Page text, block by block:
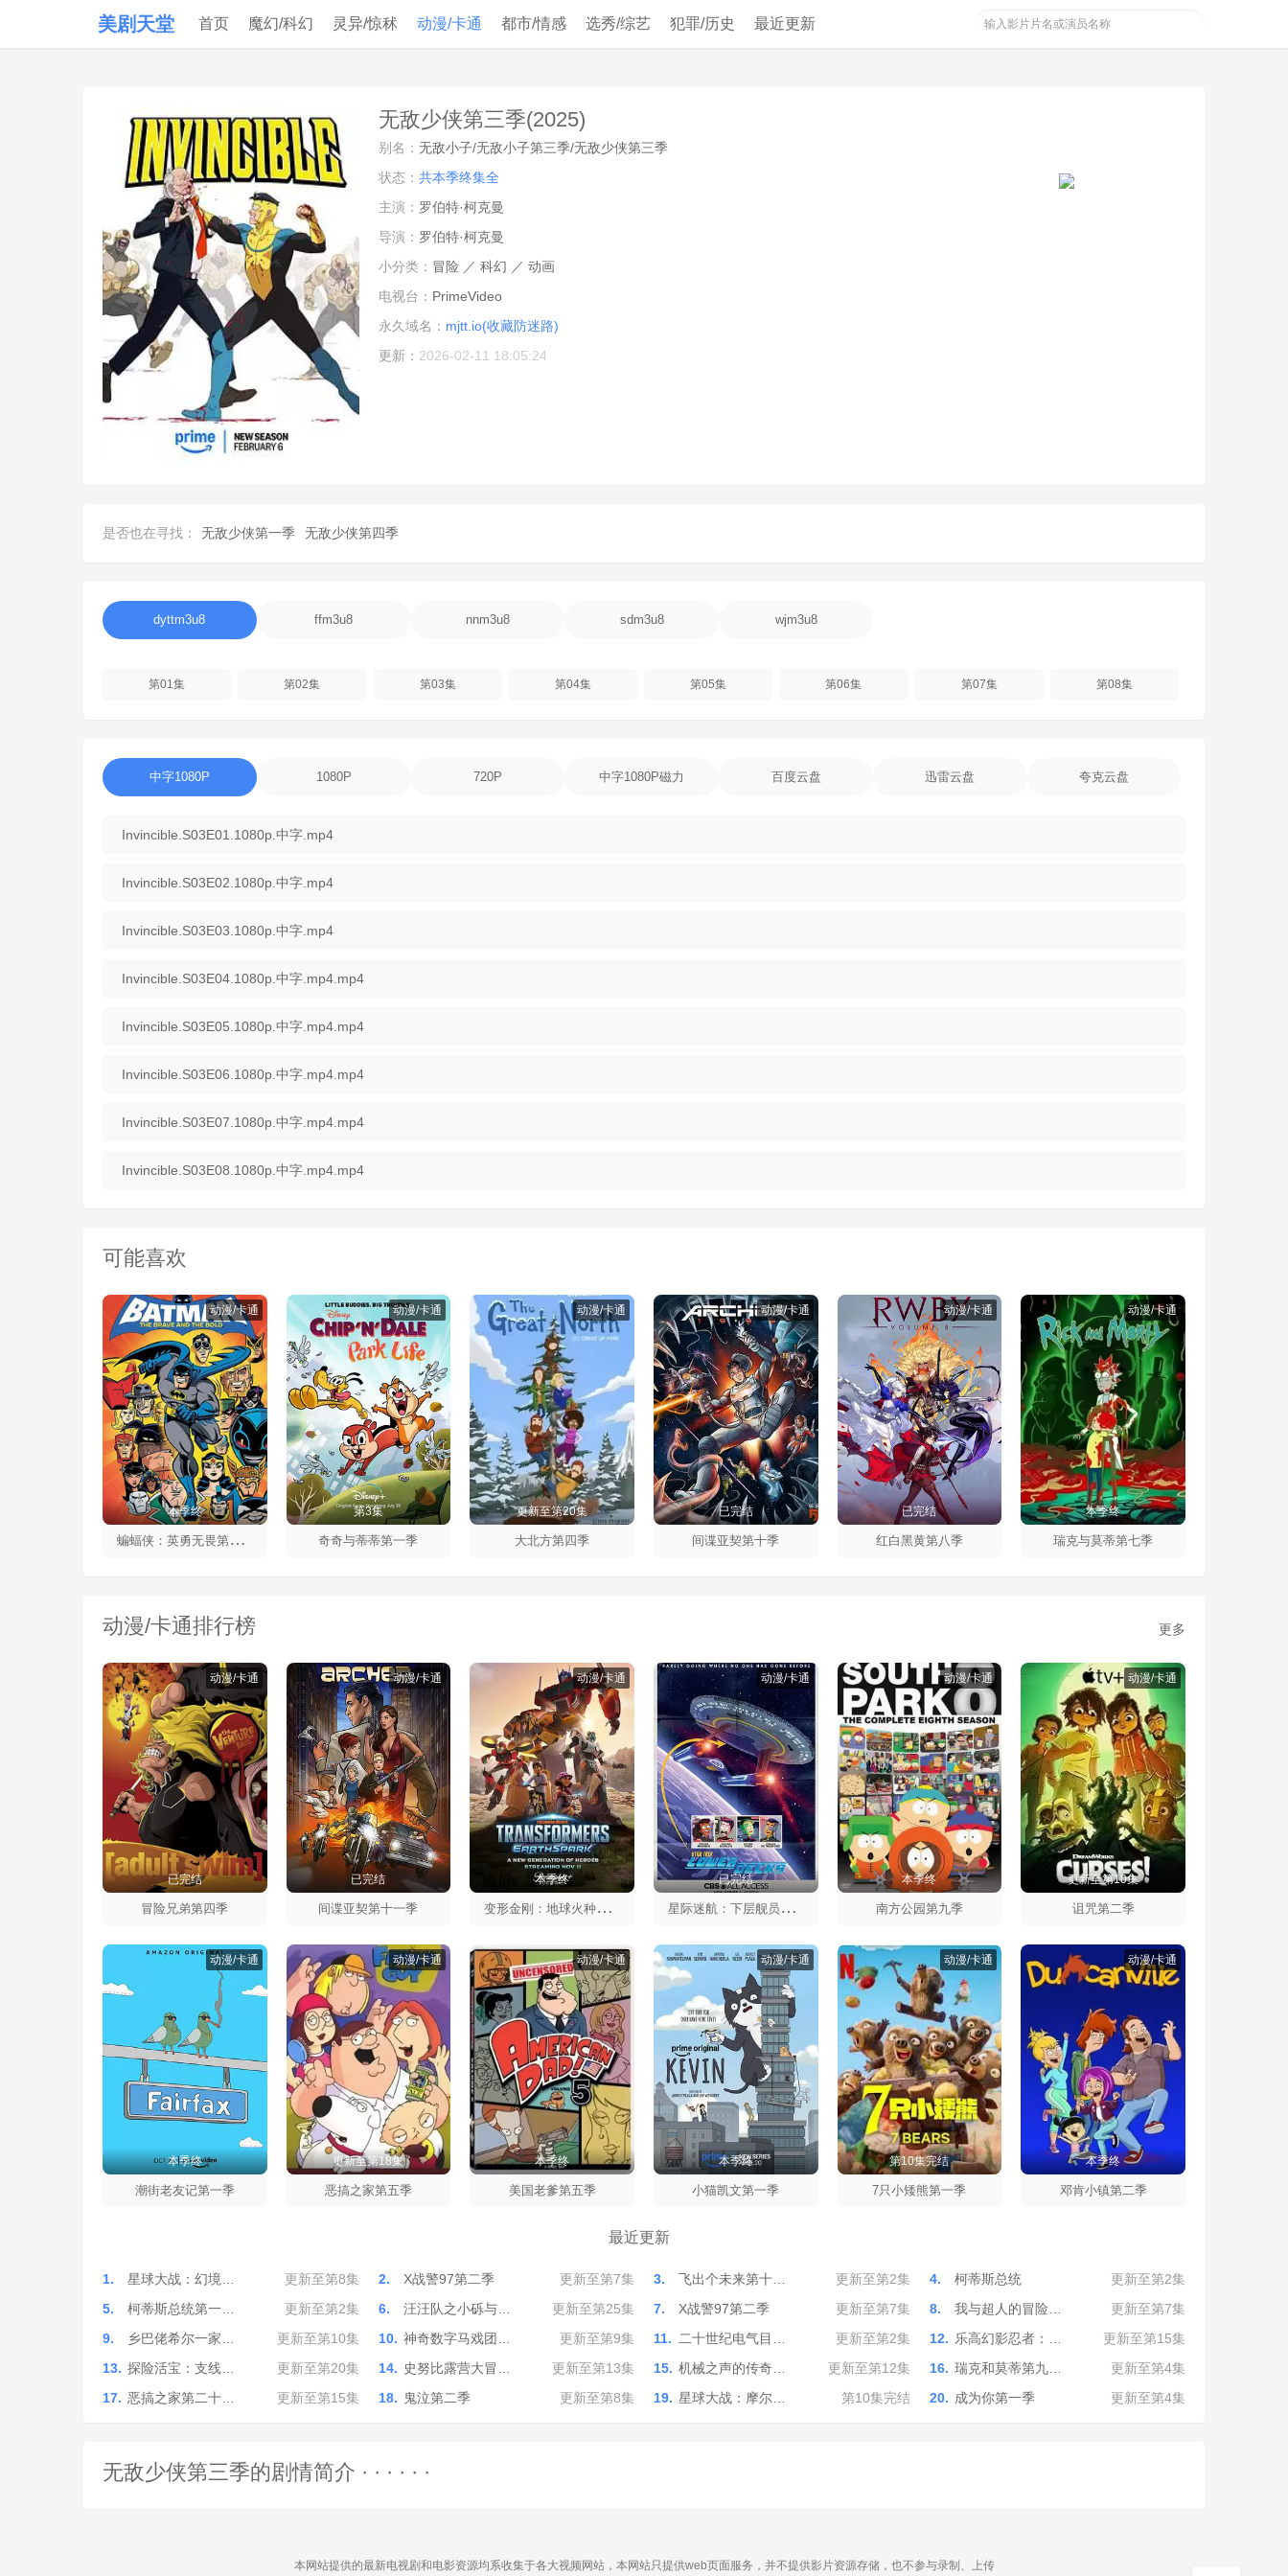
美剧天堂 首页 魔幻/科幻 灵异/惊秫 动漫/卡通 都市/情感 选秀/综艺 犯罪/历史 最近更新
无敌少侠第三季(2025)
别名： 无敌小子/无敌小子第三季/无敌少侠第三季
状态： 共本季终集全
主演： 罗伯特·柯克曼
导演： 罗伯特·柯克曼
小分类： 冒险 ／ 科幻 ／ 动画
电视台： PrimeVideo
永久域名： mjtt.io(收藏防迷路)
更新： 2026-02-11 18:05:24
是否也在寻找： 无敌少侠第一季 无敌少侠第四季
dyttm3u8 ffm3u8 nnm3u8 sdm3u8 wjm3u8
第01集 第02集 第03集 第04集 第05集 第06集 第07集 第08集
中字1080P 1080P 720P 中字1080P磁力 百度云盘 迅雷云盘 夸克云盘
Invincible.S03E01.1080p.中字.mp4
Invincible.S03E02.1080p.中字.mp4
Invincible.S03E03.1080p.中字.mp4
Invincible.S03E04.1080p.中字.mp4.mp4
Invincible.S03E05.1080p.中字.mp4.mp4
Invincible.S03E06.1080p.中字.mp4.mp4
Invincible.S03E07.1080p.中字.mp4.mp4
Invincible.S03E08.1080p.中字.mp4.mp4
可能喜欢
本季终
动漫/卡通
蝙
蝠侠：英勇无畏第二季
第3集
动漫/卡通
奇奇与蒂蒂第一季
更新至第20集
动漫/卡通
大北方第四季
已完结
动漫/卡通
间谍亚契第十季
已完结
动漫/卡通
红白黑黄第八季
本季终
动漫/卡通
瑞克与莫蒂第七季
动漫/卡通排行榜 更多
已完结
动漫/卡通
冒险兄弟第四季
已完结
动漫/卡通
间谍亚契第十一季
本季终
动漫/卡通
变
形金刚：地球火种第一季
已完结
动漫/卡通
星
际迷航：下层舰员第一季
本季终
动漫/卡通
南方公园第九季
更新至第10集
动漫/卡通
诅咒第二季
本季终
动漫/卡通
潮街老友记第一季
更新至第18集
动漫/卡通
恶搞之家第五季
本季终
动漫/卡通
美国老爹第五季
本季终
动漫/卡通
小猫凯文第一季
第10集完结
动漫/卡通
7只小矮熊第一季
本季终
动漫/卡通
邓肯小镇第二季
最近更新
1. 星球大战：幻境… 更新至第8集 2. X战警97第二季 更新至第7集 3. 飞出个未来第十… 更新至第2集 4. 柯蒂斯总统
更新至第2集
5.
柯蒂斯总统第一… 更新至第2集 6. 汪汪队之小砾与… 更新至第25集 7. X战警97第二季 更新至第7集 8. 我与超人的冒险…
更新至第7集
9.
乡巴佬希尔一家… 更新至第10集 10. 神奇数字马戏团… 更新至第9集 11. 二十世纪电气目… 更新至第2集 12. 乐高幻影忍者：…
更新至第15集
13. 探险活宝：支线… 更新至第20集 14. 史努比露营大冒… 更新至第13集 15. 机械之声的传奇… 更新至第12集 16. 瑞克和莫蒂第九…
更新至第4集
17. 恶搞之家第二十… 更新至第15集 18. 鬼泣第二季 更新至第8集 19. 星球大战：摩尔… 第10集完结 20. 成为你第一季 更新至第4集
无敌少侠第三季的剧情简介 · · · · · ·
本网站提供的最新电视剧和电影资源均系收集于各大视频网站，本网站只提供web页面服务，并不提供影片资源存储，也不参与录制、上传